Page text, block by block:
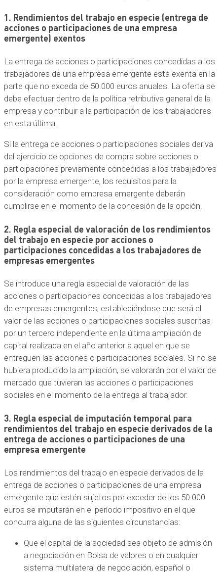
1. Rendimientos del trabajo en especie (entrega de
acciones o participaciones de una empresa
emergente) exentos
La entrega de acciones o participaciones concedidas a los
trabajadores de una empresa emergente está exenta en la
parte que no exceda de 50.000 euros anuales. La oferta se
debe efectuar dentro de la política retributiva general de la
empresa y contribuir a la participación de los trabajadores
en esta última.
Si la entrega de acciones o participaciones sociales deriva
del ejercicio de opciones de compra sobre acciones o
participaciones previamente concedidas a los trabajadores
por la empresa emergente, los requisitos para la
consideración como empresa emergente deberán
cumplirse en el momento de la concesión de la opción.
2. Regla especial de valoración de los rendimientos
del trabajo en especie por acciones o
participaciones concedidas a los trabajadores de
empresas emergentes
Se introduce una regla especial de valoración de las
acciones o participaciones concedidas a los trabajadores
de empresas emergentes, estableciéndose que será el
valor de las acciones o participaciones sociales suscritas
por un tercero independiente en la última ampliación de
capital realizada en el año anterior a aquel en que se
entreguen las acciones o participaciones sociales. Si no se
hubiera producido la ampliación, se valorarán por el valor de
mercado que tuvieran las acciones o participaciones
sociales en el momento de la entrega al trabajador.
3. Regla especial de imputación temporal para
rendimientos del trabajo en especie derivados de la
entrega de acciones o participaciones de una
empresa emergente
Los rendimientos del trabajo en especie derivados de la
entrega de acciones o participaciones de una empresa
emergente que estén sujetos por exceder de los 50.000
euros se imputarán en el período impositivo en el que
concurra alguna de las siguientes circunstancias:
Que el capital de la sociedad sea objeto de admisión
a negociación en Bolsa de valores o en cualquier
sistema multilateral de negociación, español o